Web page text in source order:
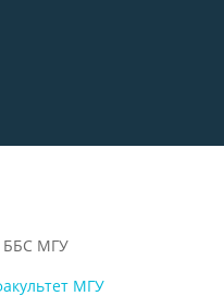
ББС МГУ